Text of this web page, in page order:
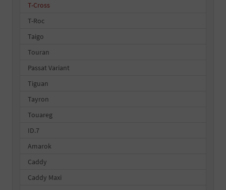
T-Cross
T-Roc
Taigo
Touran
Passat Variant
Tiguan
Tayron
Touareg
ID.7
Amarok
Caddy
Caddy Maxi